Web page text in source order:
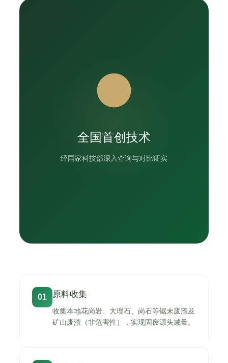
全国首创技术
经国家科技部深入查询与对比证实
01 原料收集
收集本地花岗岩、大理石、岗石等锯末废渣及
矿山废渣（非危害性），实现固废源头减量。